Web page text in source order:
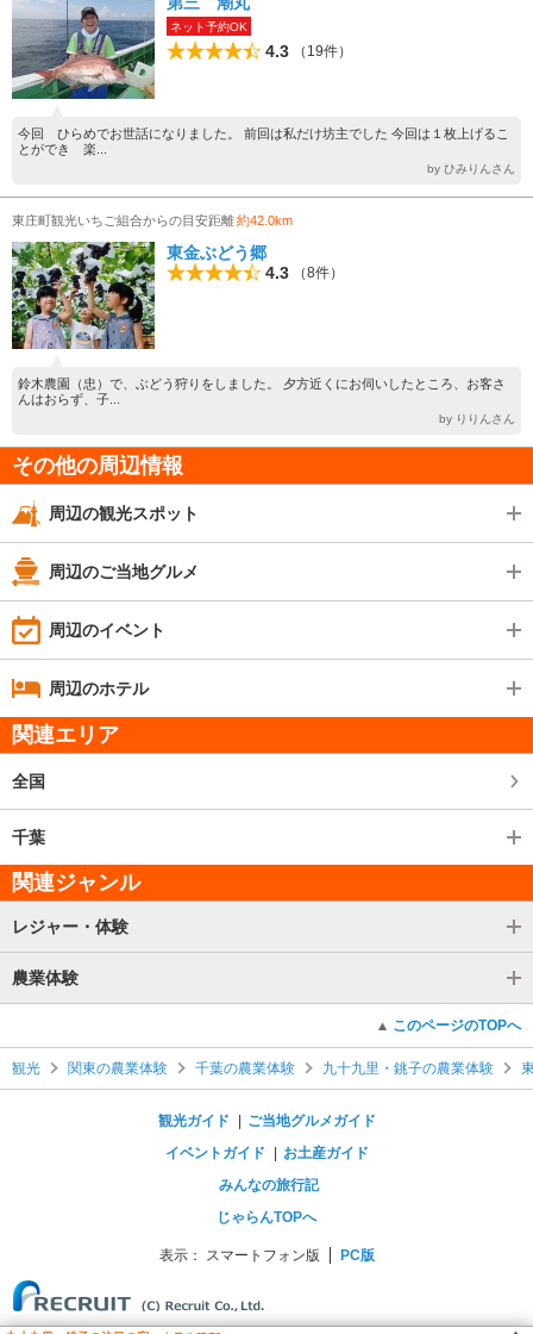
ネット予約OK
4.3 （19件）
今回 ひらめでお世話になりました。 前回は私だけ坊主でした 今回は１枚上げるこ
とができ 楽...
by ひみりんさん
東庄町観光いちご組合からの目安距離約42.0km
東金ぶどう郷
4.3
（8件）
鈴木農園（忠）で、ぶどう狩りをしました。 夕方近くにお伺いしたところ、お客さ
んはおらず、子...
by りりんさん
その他の周辺情報
周辺の観光スポット
周辺のご当地グルメ
周辺のイベント
周辺のホテル
関連エリア
全国
千葉
関連ジャンル
レジャー・体験
農業体験
このページのTOPへ
観光 関東の農業体験 千葉の農業体験 九十九里・銚子の農業体験
観光ガイド
ご当地グルメガイド
イベントガイド
お土産ガイド
みんなの旅行記
じゃらんTOPへ
表示： スマートフォン版 PC版